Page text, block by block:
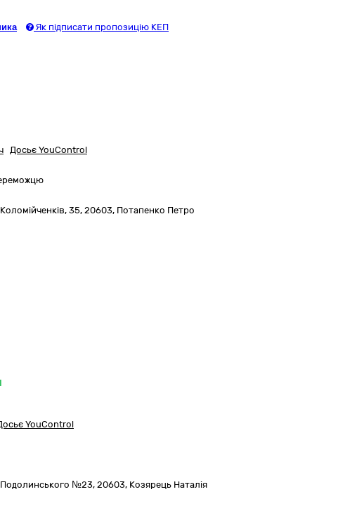
Як підписати пропозицію КЕП
Досьє YouControl
Коломійченків, 35, 20603, Потапенко Петро
YouControl
Подолинського №23, 20603, Козярець Наталія